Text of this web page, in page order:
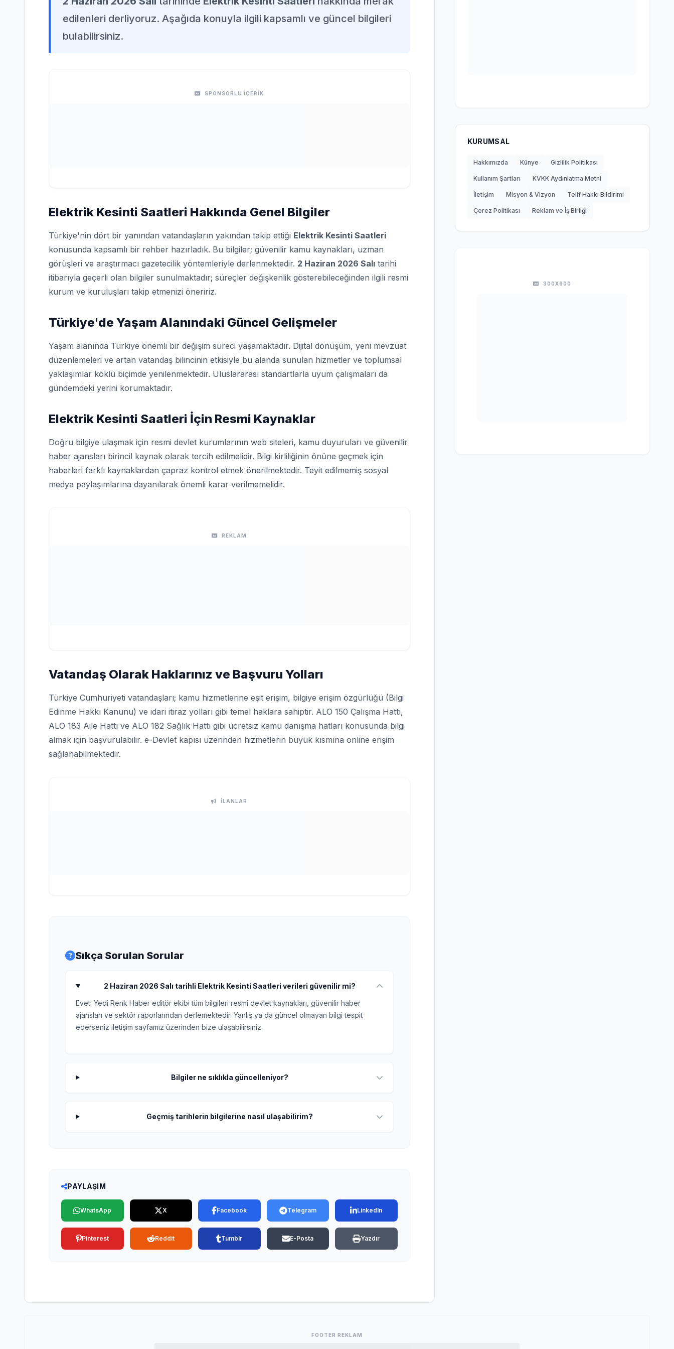
edilenleri derliyoruz. Aşağıda konuyla ilgili kapsamlı ve güncel bilgileri
bulabilirsiniz.
SPONSORLU İÇERİK
Elektrik Kesinti Saatleri Hakkında Genel Bilgiler
Türkiye'nin dört bir yanından vatandaşların yakından takip ettiği Elektrik Kesinti Saatleri
konusunda kapsamlı bir rehber hazırladık. Bu bilgiler; güvenilir kamu kaynakları, uzman
görüşleri ve araştırmacı gazetecilik yöntemleriyle derlenmektedir. 2 Haziran 2026 Salı tarihi
itibarıyla geçerli olan bilgiler sunulmaktadır; süreçler değişkenlik gösterebileceğinden ilgili resmi
kurum ve kuruluşları takip etmenizi öneririz.
Türkiye'de Yaşam Alanındaki Güncel Gelişmeler
Yaşam alanında Türkiye önemli bir değişim süreci yaşamaktadır. Dijital dönüşüm, yeni mevzuat
düzenlemeleri ve artan vatandaş bilincinin etkisiyle bu alanda sunulan hizmetler ve toplumsal
yaklaşımlar köklü biçimde yenilenmektedir. Uluslararası standartlarla uyum çalışmaları da
gündemdeki yerini korumaktadır.
Elektrik Kesinti Saatleri İçin Resmi Kaynaklar
Doğru bilgiye ulaşmak için resmi devlet kurumlarının web siteleri, kamu duyuruları ve güvenilir
haber ajansları birincil kaynak olarak tercih edilmelidir. Bilgi kirliliğinin önüne geçmek için
haberleri farklı kaynaklardan çapraz kontrol etmek önerilmektedir. Teyit edilmemiş sosyal
medya paylaşımlarına dayanılarak önemli karar verilmemelidir.
REKLAM
Vatandaş Olarak Haklarınız ve Başvuru Yolları
Türkiye Cumhuriyeti vatandaşları; kamu hizmetlerine eşit erişim, bilgiye erişim özgürlüğü (Bilgi
Edinme Hakkı Kanunu) ve idari itiraz yolları gibi temel haklara sahiptir. ALO 150 Çalışma Hattı,
ALO 183 Aile Hattı ve ALO 182 Sağlık Hattı gibi ücretsiz kamu danışma hatları konusunda bilgi
almak için başvurulabilir. e-Devlet kapısı üzerinden hizmetlerin büyük kısmına online erişim
sağlanabilmektedir.
İLANLAR
Sıkça Sorulan Sorular
2 Haziran 2026 Salı tarihli Elektrik Kesinti Saatleri verileri güvenilir mi?
Evet. Yedi Renk Haber editör ekibi tüm bilgileri resmi devlet kaynakları, güvenilir haber
ajansları ve sektör raporlarından derlemektedir. Yanlış ya da güncel olmayan bilgi tespit
ederseniz iletişim sayfamız üzerinden bize ulaşabilirsiniz.
Bilgiler ne sıklıkla güncelleniyor?
Geçmiş tarihlerin bilgilerine nasıl ulaşabilirim?
PAYLAŞIM
WhatsApp X Facebook Telegram LinkedIn
Pinterest Reddit Tumblr E-Posta Yazdır
KURUMSAL
Hakkımızda Künye Gizlilik Politikası
Kullanım Şartları KVKK Aydınlatma Metni
İletişim Misyon & Vizyon Telif Hakkı Bildirimi
Çerez Politikası Reklam ve İş Birliği
300X600
FOOTER REKLAM